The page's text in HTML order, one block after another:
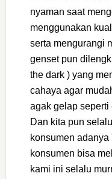
nyaman saat
menggunakan
serta mengurangi
genset pun
the dark ) yang
cahaya agar
agak gelap
Dan kita pun
konsumen
konsumen bisa
kami ini selalu